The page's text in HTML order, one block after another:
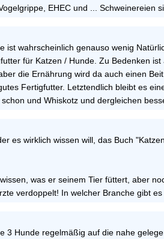
EHEC und ... Schweinereien
ist wahrscheinlich genauso wenig
für Katzen / Hunde. Zu Bedenken
die Ernährung wird da auch einen
Fertigfutter. Letztendlich bleibt es
und Whiskotz und dergleichen
es wirklich wissen will, das Buch
was er seinem Tier füttert, aber
verdoppelt! In welcher Branche gibt
3 Hunde regelmäßig auf die nahe